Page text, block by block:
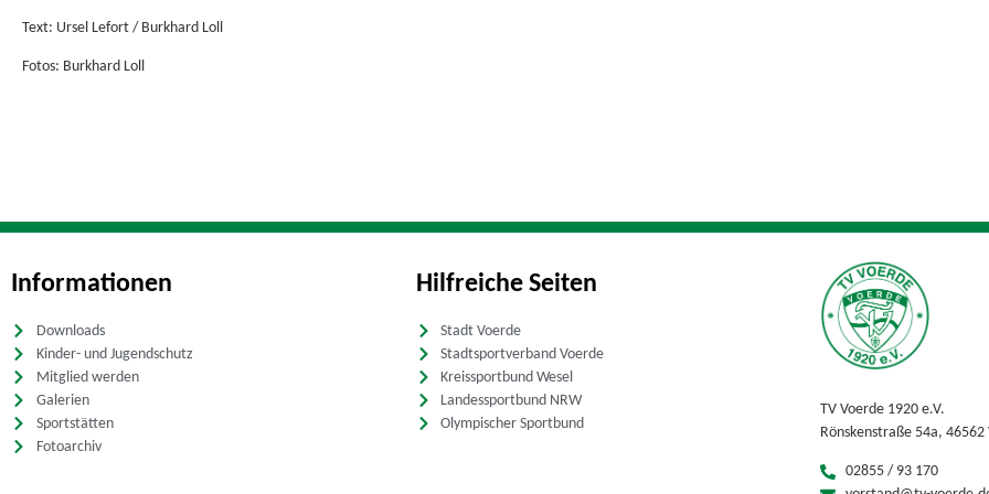
Text: Ursel Lefort / Burkhard Loll
Fotos: Burkhard Loll
Informationen
Downloads
Kinder- und Jugendschutz
Mitglied werden
Galerien
Sportstätten
Fotoarchiv
Hilfreiche Seiten
Stadt Voerde
Stadtsportverband Voerde
Kreissportbund Wesel
Landessportbund NRW
Olympischer Sportbund
TV Voerde 1920 e.V.
Rönskenstraße 54a, 46562
02855 / 93 170